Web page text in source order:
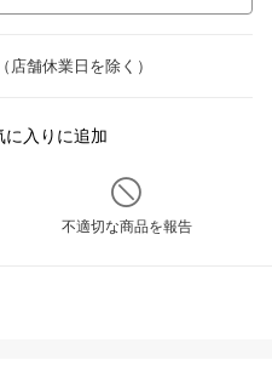
店舗休業日を除く）
に入りに追加
不適切な商品を報告